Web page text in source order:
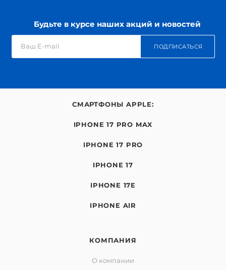
Будьте в курсе наших акций и новостей
ПОДПИСАТЬСЯ
СМАРТФОНЫ APPLE:
IPHONE 17 PRO MAX
IPHONE 17 PRO
IPHONE 17
IPHONE 17E
IPHONE AIR
КОМПАНИЯ
О компании